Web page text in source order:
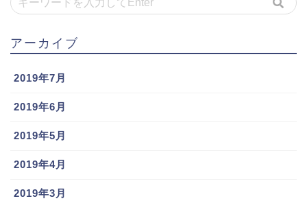
アーカイブ
2019年7月
2019年6月
2019年5月
2019年4月
2019年3月